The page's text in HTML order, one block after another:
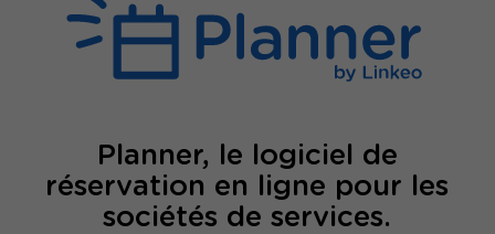
Planner, le logiciel de
réservation en ligne pour les
sociétés de services.